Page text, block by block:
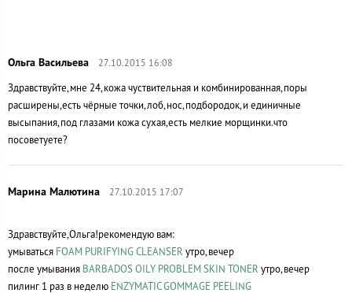
27.10.2015 16:08
Здравствуйте,мне 24,кожа чуствительная и комбинированная,поры
расширены,есть чёрные точки,лоб,нос,подбородок,и единичные
высыпания,под глазами кожа сухая,есть мелкие морщинки.что
посоветуете?
27.10.2015 17:07
Здравствуйте,Ольга!рекомендую вам:
умываться FOAM PURIFYING CLEANSER утро,вечер
после умывания BARBADOS OILY PROBLEM SKIN TONER утро,вечер
пилинг 1 раз в неделю ENZYMATIC GOMMAGE PEELING